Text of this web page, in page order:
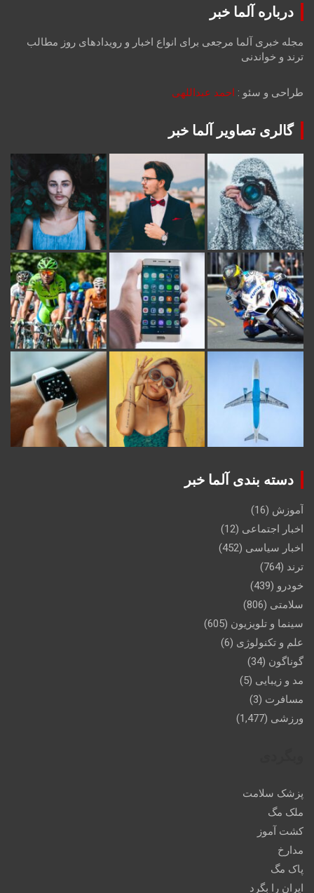
درباره آلما خبر
مجله خبری آلما مرجعی برای انواع اخبار و رویدادهای روز مطالب
ترند و خواندنی
طراحی و سئو : احمد عبداللهی
گالری تصاویر آلما خبر
دسته بندی آلما خبر
آموزش (16)
اخبار اجتماعی (12)
اخبار سیاسی (452)
ترند (764)
خودرو (439)
سلامتی (806)
سینما و تلویزیون (605)
علم و تکنولوژی (6)
گوناگون (34)
مد و زیبایی (5)
مسافرت (3)
ورزشی (1,477)
پزشک سلامت
ملک مگ
کشت آموز
مدارخ
پاک مگ
ایران را بگرد